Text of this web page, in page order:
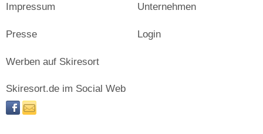
Impressum
Presse
Unternehmen
Login
Werben auf Skiresort
Skiresort.de im Social Web
facebooknewsletter